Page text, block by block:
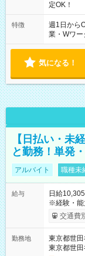
定OK！
特徴 週1日から
業・Wワー
気になる！
【日払い・未
と勤務！単発
アルバイト 職種未
給与
日給
※経験・能力
間】試用
交通費
勤務地
東京都世田
東京都世